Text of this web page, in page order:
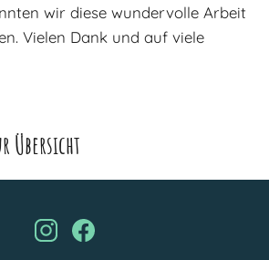
wir diese wundervolle Arbeit
Vielen Dank und auf viele
Übersicht